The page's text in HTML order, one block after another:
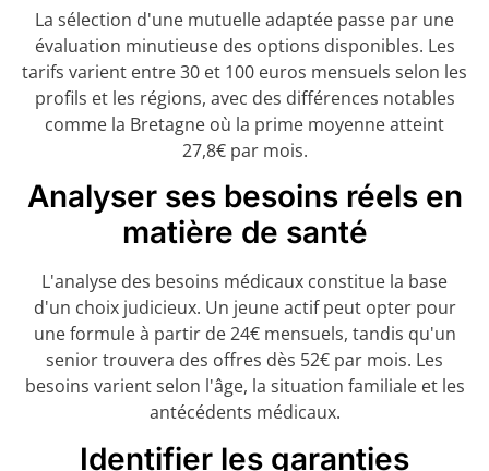
La sélection d'une mutuelle adaptée passe par une
évaluation minutieuse des options disponibles. Les
tarifs varient entre 30 et 100 euros mensuels selon les
profils et les régions, avec des différences notables
comme la Bretagne où la prime moyenne atteint
27,8€ par mois.
Analyser ses besoins réels en
matière de santé
L'analyse des besoins médicaux constitue la base
d'un choix judicieux. Un jeune actif peut opter pour
une formule à partir de 24€ mensuels, tandis qu'un
senior trouvera des offres dès 52€ par mois. Les
besoins varient selon l'âge, la situation familiale et les
antécédents médicaux.
Identifier les garanties